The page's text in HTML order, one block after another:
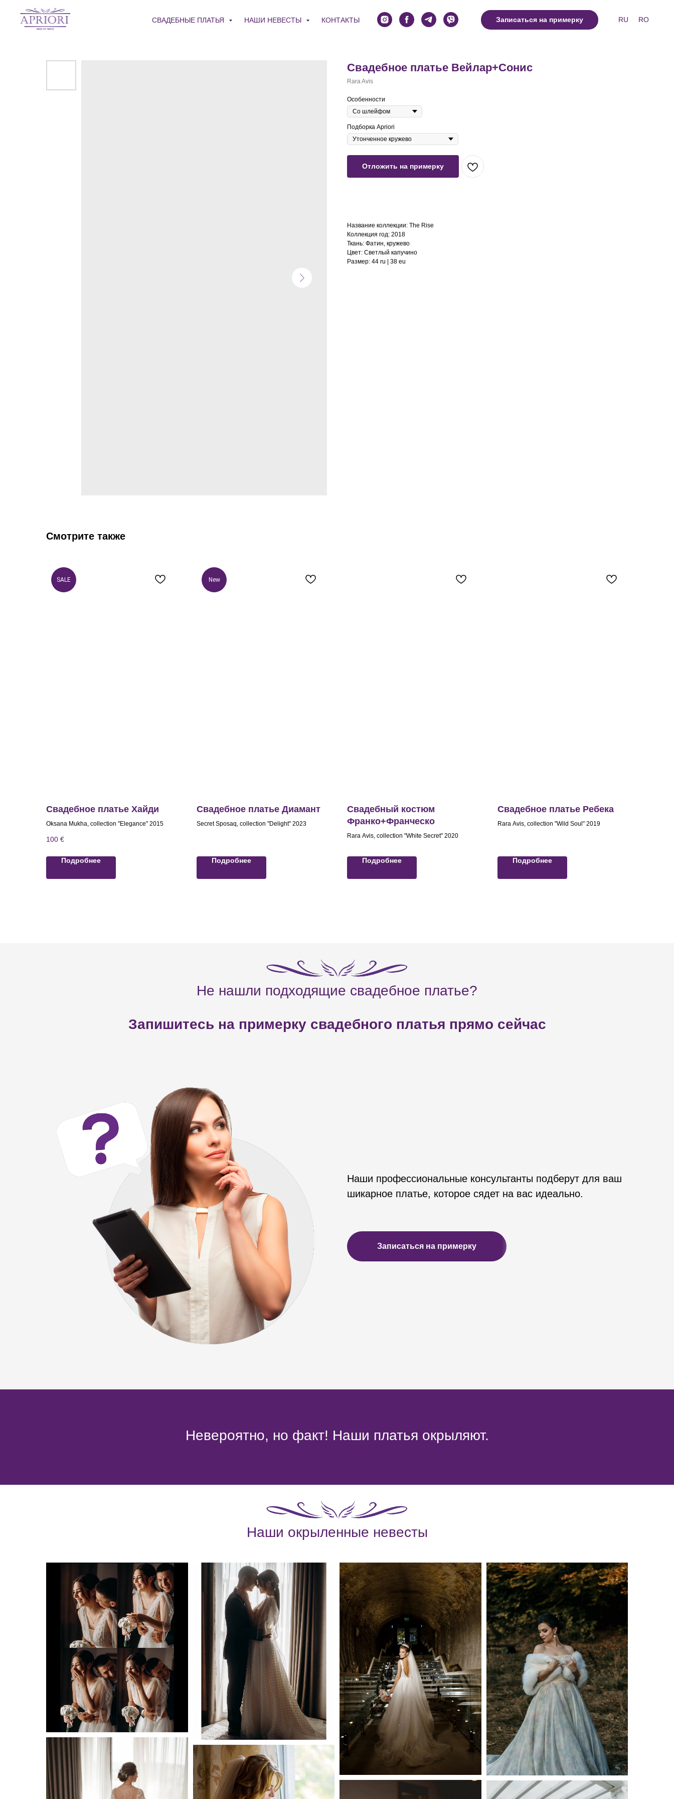
СВАДЕБНЫЕ ПЛАТЬЯ НАШИ НЕВЕСТЫ КОНТАКТЫ Записаться на примерку RU RO
Свадебное платье Вейлар+Сонис
Rara Avis
Особенности
Подборка Apriori
Отложить на примерку
Название коллекции: The Rise
Коллекция год: 2018
Ткань: Фатин, кружево
Цвет: Cветлый капучино
Размер: 44 ru | 38 eu
Смотрите также
SALE
Свадебное платье Хайди
Oksana Mukha, collection "Elegance" 2015
100 €
Подробнее
New
Свадебное платье Диамант
Secret Sposaq, collection "Delight" 2023
Подробнее
Свадебный костюм
Франко+Франческо
Rara Avis, collection "White Secret" 2020
Подробнее
Свадебное платье Ребека
Rara Avis, collection "Wild Soul" 2019
Подробнее
Не нашли подходящие свадебное платье?
Запишитесь на примерку свадебного платья прямо сейчас
Наши профессиональные консультанты подберут для ваш
шикарное платье, которое сядет на вас идеально.
Записаться на примерку
Невероятно, но факт! Наши платья окрыляют.
Наши окрыленные невесты